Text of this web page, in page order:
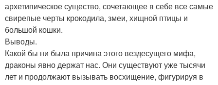
архетипическое существо, сочетающее в себе все самые
свирепые черты крокодила, змеи, хищной птицы и
большой кошки.
Выводы.
Какой бы ни была причина этого вездесущего мифа,
драконы явно держат нас. Они существуют уже тысячи
лет и продолжают вызывать восхищение, фигурируя в